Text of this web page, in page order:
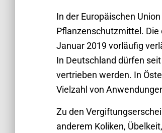
In der Europäischen
Pflanzenschutzmittel.
Januar 2019 vorläufig
In Deutschland dürfen
vertrieben werden. In
Vielzahl von
Zu den
anderem Koliken,